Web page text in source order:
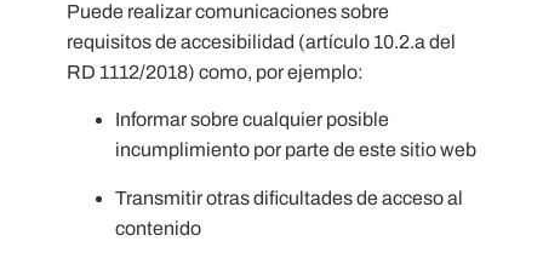
Puede realizar comunicaciones sobre
requisitos de accesibilidad (artículo 10.2.a del
RD 1112/2018) como, por ejemplo:
Informar sobre cualquier posible
incumplimiento por parte de este sitio web
Transmitir otras dificultades de acceso al
contenido